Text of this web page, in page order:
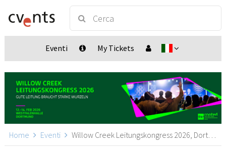
Eventi My Tickets
Home Eventi Willow Creek Leitungskongress 2026, Dortmund